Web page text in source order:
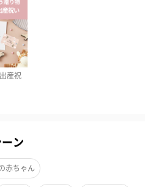
またビーズと動物で物語を作っ
長く遊んで頂けます。
もたちに
中心だった時期から、
産祝
ン
赤ちゃん